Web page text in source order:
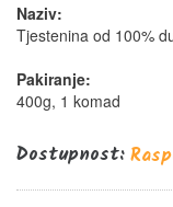
Naziv:
Tjestenina od 100%
Pakiranje:
400g, 1 komad
Dostupnost: